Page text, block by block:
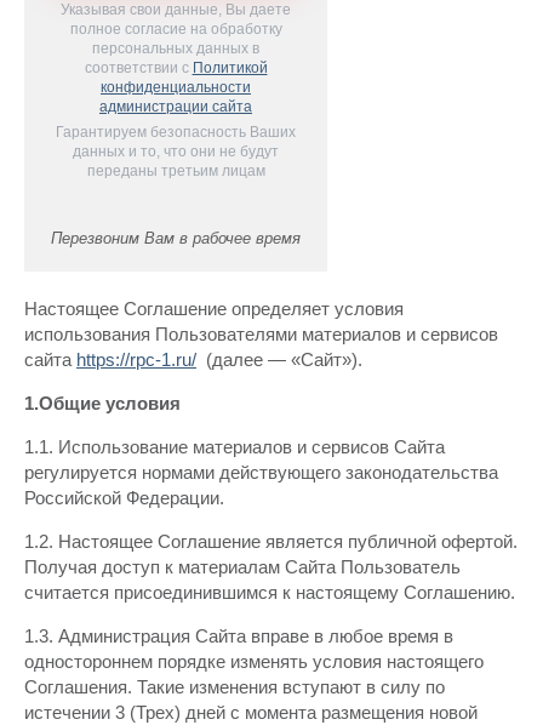
Указывая свои данные, Вы даете
полное согласие на обработку
персональных данных в
соответствии с Политикой
конфиденциальности
администрации сайта
Гарантируем безопасность Ваших
данных и то, что они не будут
переданы третьим лицам
Перезвоним Вам в рабочее время
Настоящее Соглашение определяет условия
использования Пользователями материалов и сервисов
сайта https://rpc-1.ru/ (далее — «Сайт»).
1.Общие условия
1.1. Использование материалов и сервисов Сайта
регулируется нормами действующего законодательства
Российской Федерации.
1.2. Настоящее Соглашение является публичной офертой.
Получая доступ к материалам Сайта Пользователь
считается присоединившимся к настоящему Соглашению.
1.3. Администрация Сайта вправе в любое время в
одностороннем порядке изменять условия настоящего
Соглашения. Такие изменения вступают в силу по
истечении 3 (Трех) дней с момента размещения новой